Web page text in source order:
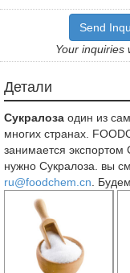
Send
Your inquiries
Детали
Сукралоза один из
многих странах.
занимается экспортом
нужно Сукралоза. вы
ru@foodchem.cn .